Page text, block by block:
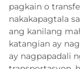
pagkain o
nakakapagtala
ang kanilang
katangian ay
ay nagpapadali